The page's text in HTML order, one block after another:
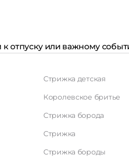
отпуску или важному
Стрижка детская
Королевское бритье
Стрижка борода
Стрижка
Стрижка бороды